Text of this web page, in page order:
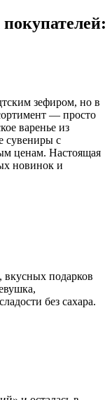
зефиром, но в
— просто
варенье из
сувениры с
ценам. Настоящая
новинок и
подарков
без сахара.